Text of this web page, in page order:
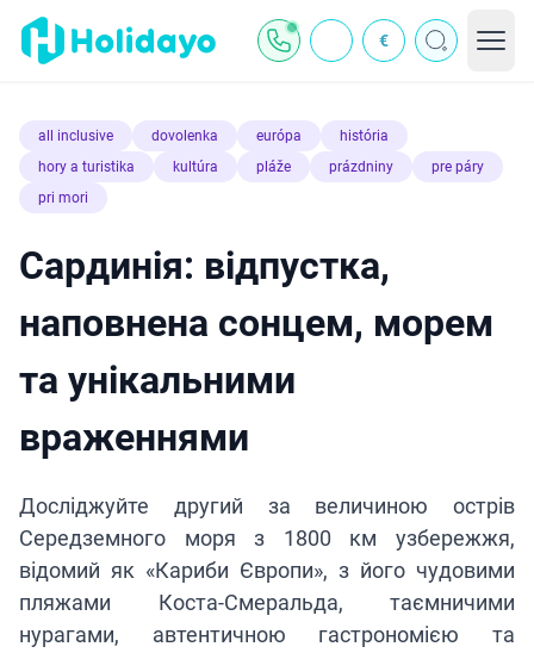
€
all inclusive dovolenka európa
história
hory a turistika
kultúra pláže prázdniny
pre páry
pri mori
Сардинія: відпустка,
наповнена сонцем, морем
та унікальними
враженнями
Досліджуйте другий за величиною острів
Середземного моря з 1800 км узбережжя,
відомий як «Кариби Європи», з його чудовими
пляжами Коста-Смеральда, таємничими
нурагами, автентичною гастрономією та